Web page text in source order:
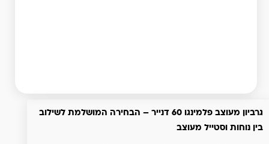
גרביון מעוצב פלמינגו 60 דנייר – הבחירה המושלמת לשילוב
בין נוחות וסטייל מעוצב